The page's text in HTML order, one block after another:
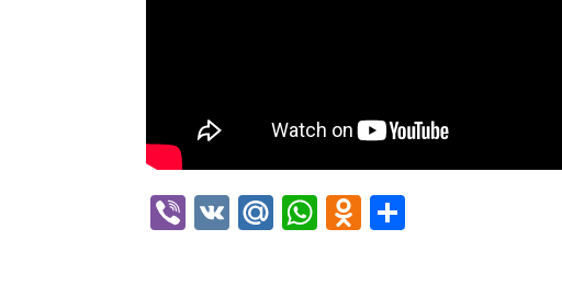
Viber
VK Mail.Ru
WhatsApp
Odnoklassniki